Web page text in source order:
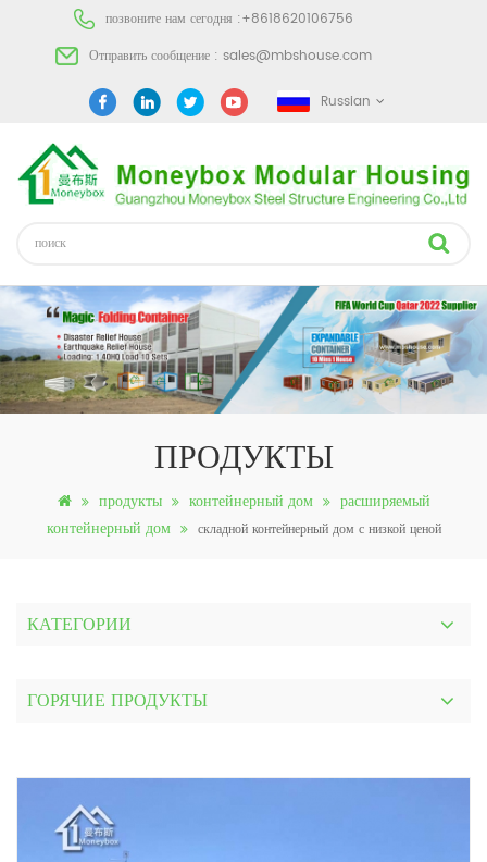
позвоните нам сегодня :+8618620106756
Отправить сообщение : sales@mbshouse.com
Russian
ПРОДУКТЫ
продукты контейнерный дом
расширяемый
контейнерный дом
складной контейнерный дом с низкой ценой
КАТЕГОРИИ
ГОРЯЧИЕ ПРОДУКТЫ